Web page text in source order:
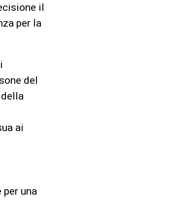
il
per la
del
ai
per una